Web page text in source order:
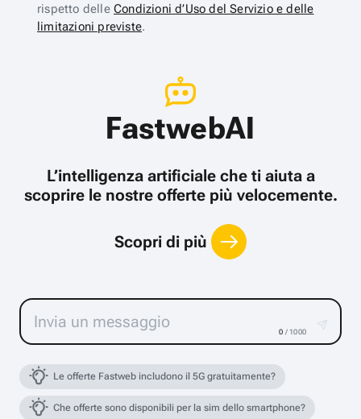
rispetto delle Condizioni d’Uso del Servizio e delle
limitazioni previste.
FastwebAI
L’intelligenza artificiale che ti aiuta a
scoprire le nostre offerte più velocemente.
Scopri di più
0 / 1000
Le offerte Fastweb includono il 5G gratuitamente?
Che offerte sono disponibili per la sim dello smartphone?